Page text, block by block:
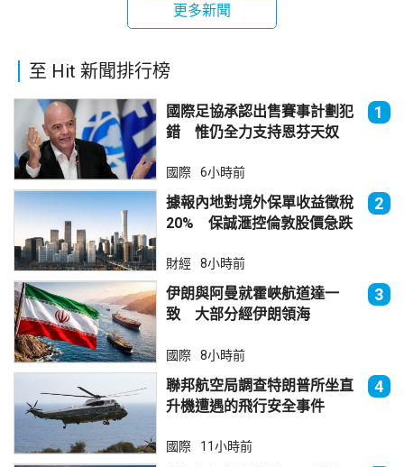
更多新聞
至 Hit 新聞排行榜
國際足協承認出售賽事計劃犯
錯 惟仍全力支持恩芬天奴
1
國際 6小時前
據報內地對境外保單收益徵稅
20% 保誠滙控倫敦股價急跌
2
財經 8小時前
伊朗與阿曼就霍峽航道達一
致 大部分經伊朗領海
3
國際 8小時前
聯邦航空局調查特朗普所坐直
升機遭遇的飛行安全事件
4
國際 11小時前